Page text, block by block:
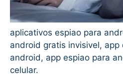
aplicativos espiao para
android gratis invisivel, app
android, app espiao para
celular.